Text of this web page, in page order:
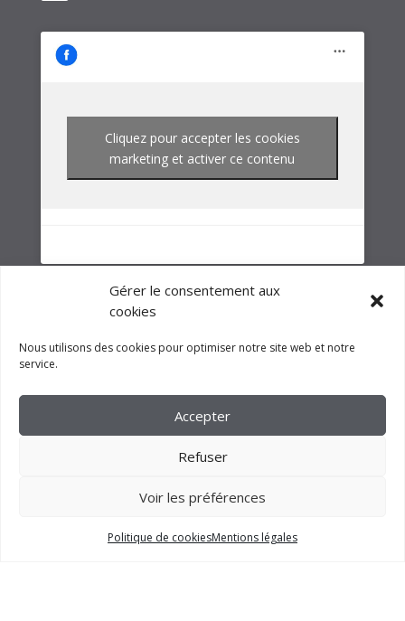
Gérer le consentement aux
cookies
Nous utilisons des cookies pour optimiser notre site web et notre
service.
Accepter
Refuser
Voir les préférences
Politique de cookiesMentions légales
FM CRÉATION